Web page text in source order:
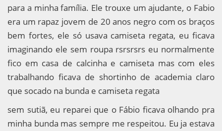
para a minha família. Ele trouxe um ajudante, o Fabio
era um rapaz jovem de 20 anos negro com os braços
bem fortes, ele só usava camiseta regata, eu ficava
imaginando ele sem roupa rsrsrsrs eu normalmente
fico em casa de calcinha e camiseta mas com eles
trabalhando ficava de shortinho de academia claro
que socado na bunda e camiseta regata
sem sutiã, eu reparei que o Fábio ficava olhando pra
minha bunda mas sempre me respeitou. Eu ja estava